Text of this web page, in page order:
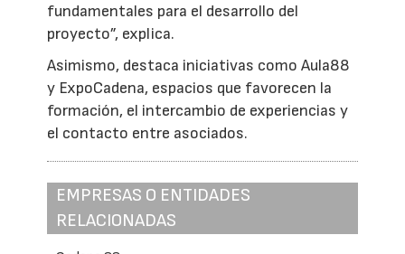
fundamentales para el desarrollo del
proyecto”, explica.
Asimismo, destaca iniciativas como Aula88
y ExpoCadena, espacios que favorecen la
formación, el intercambio de experiencias y
el contacto entre asociados.
EMPRESAS O ENTIDADES
RELACIONADAS